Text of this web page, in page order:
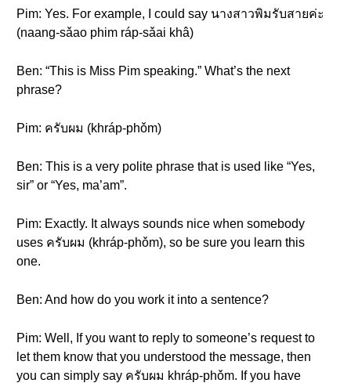
Pim: Yes. For example, I could say นางสาวพิมรับสายค่ะ
(naang-sǎao phim ráp-sǎai khâ)
Ben: “This is Miss Pim speaking.” What’s the next
phrase?
Pim: ครับผม (khráp-phǒm)
Ben: This is a very polite phrase that is used like “Yes,
sir” or “Yes, ma’am”.
Pim: Exactly. It always sounds nice when somebody
uses ครับผม (khráp-phǒm), so be sure you learn this
one.
Ben: And how do you work it into a sentence?
Pim: Well, If you want to reply to someone’s request to
let them know that you understood the message, then
you can simply say ครับผม khráp-phǒm. If you have